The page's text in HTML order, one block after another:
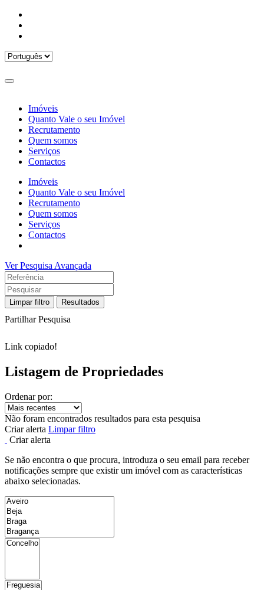
Imóveis
Quanto Vale o seu Imóvel
Recrutamento
Quem somos
Serviços
Contactos
Imóveis
Quanto Vale o seu Imóvel
Recrutamento
Quem somos
Serviços
Contactos
Ver Pesquisa Avançada
Limpar filtro Resultados
Partilhar Pesquisa
Link copiado!
Listagem de Propriedades
Ordenar por:
Não foram encontrados resultados para esta pesquisa
Criar alerta Limpar filtro
Criar alerta
Se não encontra o que procura, introduza o seu email para receber
notificações sempre que existir um imóvel com as características
abaixo selecionadas.